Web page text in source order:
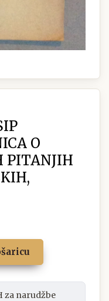
O
PITANJIH
za narudžbe